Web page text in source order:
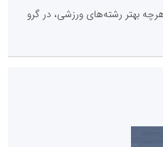
بهتر رشته‌های ورزشی، در گرو